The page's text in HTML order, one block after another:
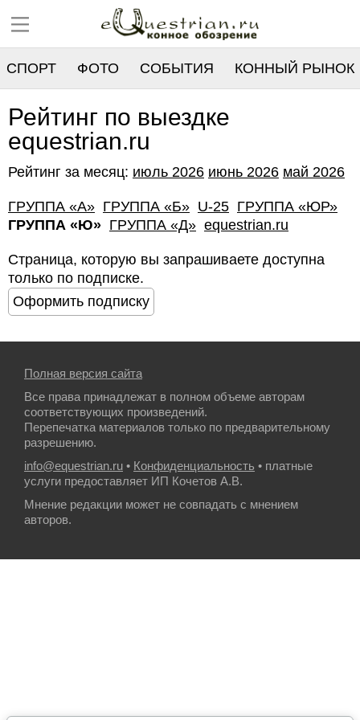
СПОРТ ФОТО СОБЫТИЯ КОННЫЙ РЫНОК
РЕЕСТР
Рейтинг по выездке
equestrian.ru
Рейтинг за месяц: июль 2026 июнь 2026 май 2026
ГРУППА «А» ГРУППА «Б» U-25 ГРУППА «ЮР»
ГРУППА «Ю» ГРУППА «Д» equestrian.ru
Страница, которую вы запрашиваете доступна
только по подписке.
Полная версия сайта
Все права принадлежат в полном объеме авторам
соответствующих произведений.
Перепечатка материалов только по предварительному
разрешению.
info@equestrian.ru • Конфиденциальность • платные
услуги предоставляет ИП Кочетов А.В.
Мнение редакции может не совпадать с мнением
авторов.